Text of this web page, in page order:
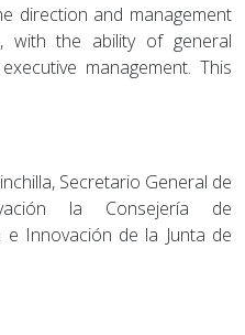
direction and management
with the ability of general
management. This
Secretario General de
la Consejería de
e Innovación de la Junta de